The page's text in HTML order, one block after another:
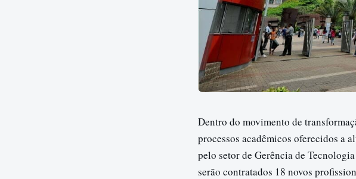
Dentro do movimento de
processos acadêmicos oferecidos a
pelo setor de Gerência de
serão contratados 18 novos